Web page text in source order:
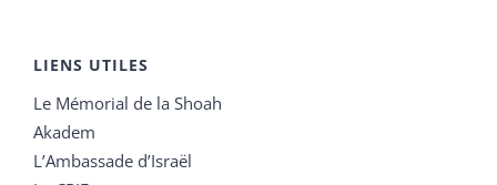
LIENS UTILES
Le Mémorial de la Shoah
Akadem
L’Ambassade d’Israël